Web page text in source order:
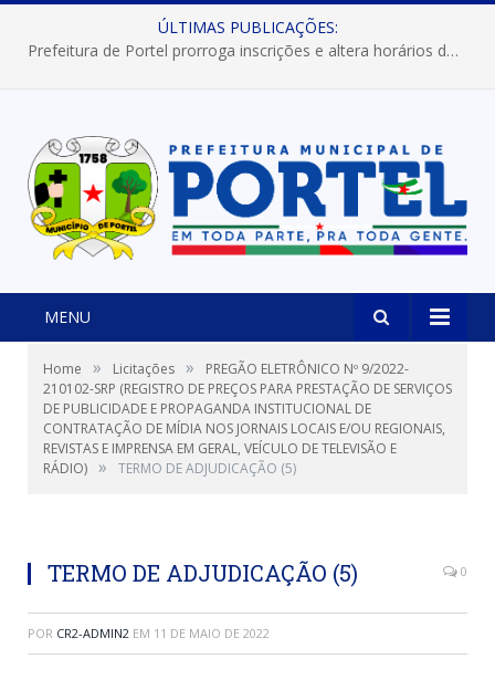
ÚLTIMAS PUBLICAÇÕES:
Prefeitura de Portel prorroga inscrições e altera horários dos concursos “Musa” e “Miss Mix Verão 2026”
MENU
Home » Licitações »
PREGÃO ELETRÔNICO Nº 9/2022-
210102-SRP (REGISTRO DE PREÇOS PARA PRESTAÇÃO DE SERVIÇOS
DE PUBLICIDADE E PROPAGANDA INSTITUCIONAL DE
CONTRATAÇÃO DE MÍDIA NOS JORNAIS LOCAIS E/OU REGIONAIS,
REVISTAS E IMPRENSA EM GERAL, VEÍCULO DE TELEVISÃO E
RÁDIO) » TERMO DE ADJUDICAÇÃO (5)
TERMO DE ADJUDICAÇÃO (5) 0
POR CR2-ADMIN2 EM 11 DE MAIO DE 2022